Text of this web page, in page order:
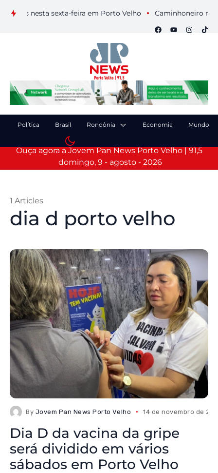
nesta sexta-feira em Porto Velho Caminhoneiro morre
Política Brasil Rondônia Economia Mundo
Ouça agora a Jovem Pan News Porto Velho | 91,5
domingo, 9 - agosto - 2026
dia d porto velho
1 Articles
By Jovem Pan News Porto Velho 14 de novembro de
Dia D da vacina da gripe
será dividido em vários
sábados em Porto Velho